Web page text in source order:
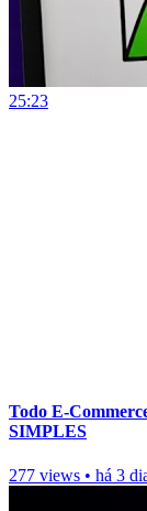
25:23
Todo E-
SIMPLES
277 views • há 3